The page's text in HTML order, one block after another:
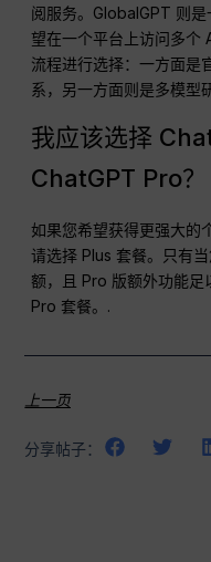
阅服务。GlobalGPT 则
望在一个平台上访问多个
流程进行选择：一方面是
系，另一方面则是多模型
我应该选择
ChatGPT Pro？
如果您希望获得更强大的
请选择 Plus 套餐。只有
额，且 Pro 版额外功能足
Pro 套餐。.
上一页
分享帖子：